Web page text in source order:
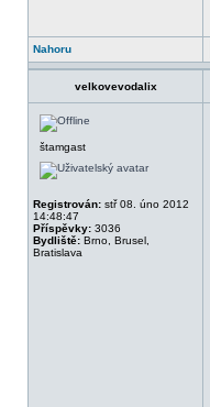
Nahoru
velkovevodalix
štamgast
Registrován: stř 08. úno 2012
14:48:47
Příspěvky: 3036
Bydliště: Brno, Brusel,
Bratislava